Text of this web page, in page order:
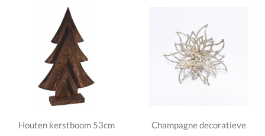
Houten kerstboom 53cm Champagne decoratieve